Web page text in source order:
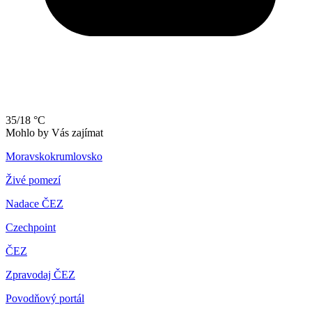
35/18 °C
Mohlo by Vás zajímat
Moravskokrumlovsko
Živé pomezí
Nadace ČEZ
Czechpoint
ČEZ
Zpravodaj ČEZ
Povodňový portál